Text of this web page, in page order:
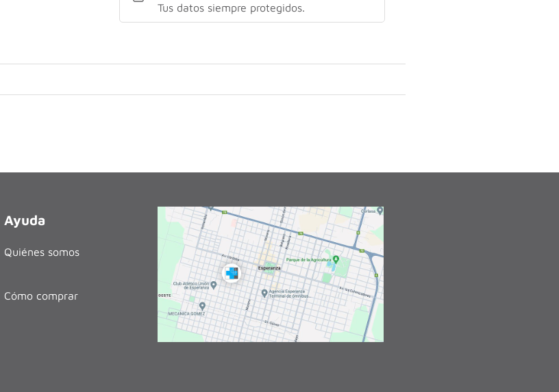
Tus datos siempre protegidos.
Ayuda
Quiénes somos
Cómo comprar